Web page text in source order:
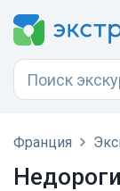
Франция